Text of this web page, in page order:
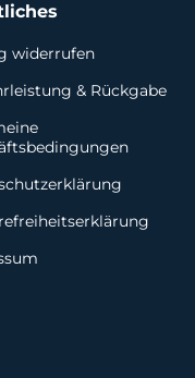
widerrufen
& Rückgabe